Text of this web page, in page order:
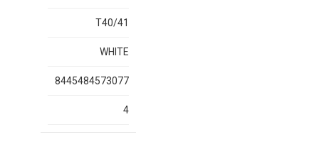
T40/41
WHITE
8445484573077
4